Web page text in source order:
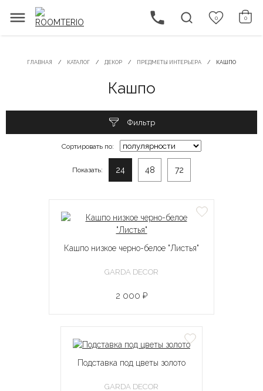
0 0
ГЛАВНАЯ КАТАЛОГ ДЕКОР ПРЕДМЕТЫ ИНТЕРЬЕРА КАШПО
Кашпо
Фильтр
Сортировать по:
Показать: 24 48 72
Кашпо низкое черно-белое "Листья"
GARDA DECOR
2 000 ₽
Подставка под цветы золото
GARDA DECOR